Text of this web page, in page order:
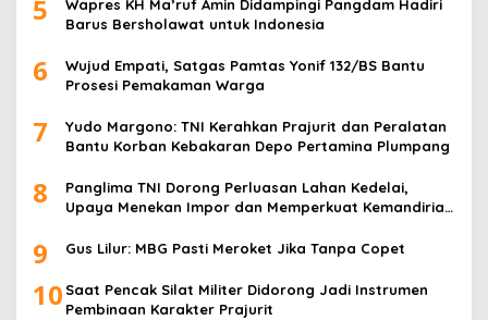
5
Wapres KH Ma’ruf Amin Didampingi Pangdam Hadiri
Barus Bersholawat untuk Indonesia
6
Wujud Empati, Satgas Pamtas Yonif 132/BS Bantu
Prosesi Pemakaman Warga
7
Yudo Margono: TNI Kerahkan Prajurit dan Peralatan
Bantu Korban Kebakaran Depo Pertamina Plumpang
8
Panglima TNI Dorong Perluasan Lahan Kedelai,
Upaya Menekan Impor dan Memperkuat Kemandirian
9 Gus Lilur: MBG Pasti Meroket Jika Tanpa Copet
10 Saat Pencak Silat Militer Didorong Jadi Instrumen
Pembinaan Karakter Prajurit